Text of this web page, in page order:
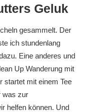
Geluk
gesammelt. Der
ich stundenlang
Eine anderes und
Up Wanderung mit
startet mit einem Tee
was zur
helfen können. Und